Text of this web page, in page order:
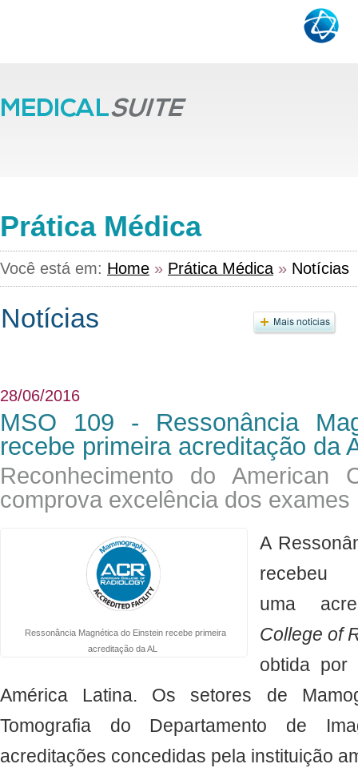
Prática Médica
Você está em: Home » Prática Médica » Notícias
28/06/2016
MSO 109 - Ressonância
recebe primeira acreditação da
Reconhecimento do American
comprova excelência dos exames
Ressonância Magnética do Einstein recebe primeira
acreditação da AL
A
uma
College of
obtida por
América Latina. Os setores de
Tomografia do Departamento de
acreditações concedidas pela instituição